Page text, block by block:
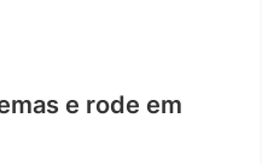
e rode em